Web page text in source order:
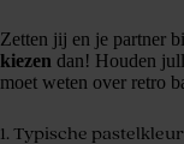
Zetten jij en je partner
kiezen dan! Houden
moet weten over retro
1. Typische